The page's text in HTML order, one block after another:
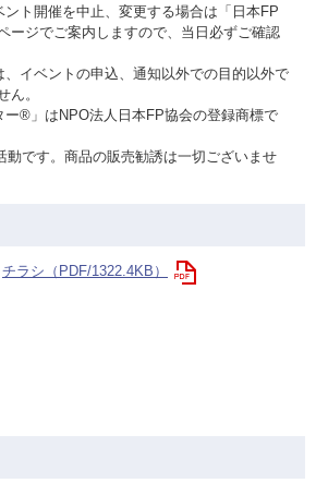
ト開催を中止、変更する場合は「日本FP
ージでご案内しますので、当日必ずご確認
イベントの申込、通知以外での目的以外で
ん。
ー®」はNPO法人日本FP協会の登録商標で
動です。商品の販売勧誘は一切ございませ
チラシ（PDF/1322.4KB）